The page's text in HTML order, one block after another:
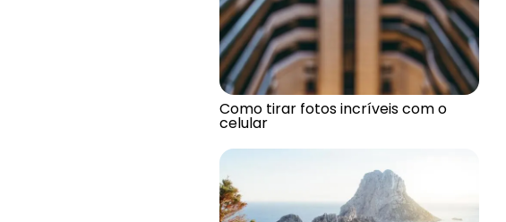
Como tirar fotos incríveis com o
celular